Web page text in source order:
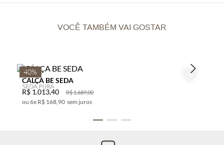
VOCÊ TAMBÉM VAI GOSTAR
40%
CALÇA BE SEDA
R$1.689,00
R$ 1.013,40
6x R$ 168,90 sem juros